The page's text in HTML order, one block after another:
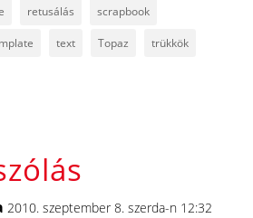
retusálás scrapbook
text Topaz trükkök
2010. szeptember 8. szerda-n 12:32